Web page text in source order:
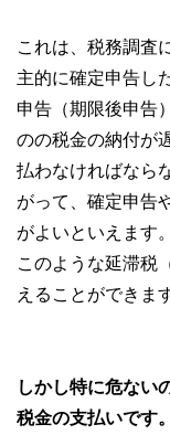
これは、税務調査
主的に確定申告し
申告（期限後申告
のの税金の納付が
払わなければなら
がって、確定申告
がよいといえます
このような延滞税
えることができま
しかし特に危ない
税金の支払いです